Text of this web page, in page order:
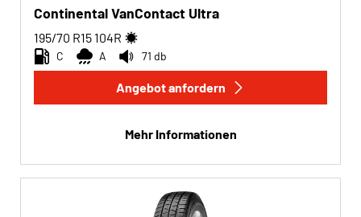
Continental VanContact Ultra
195/70 R15 104R
C A 71 db
Angebot anfordern
Mehr Informationen